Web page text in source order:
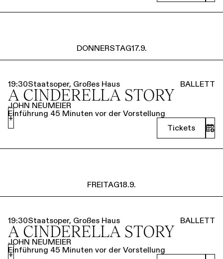
DONNERSTAG17.9.
19:30Staatsoper, Großes Haus BALLETT
A CINDERELLA STORY
JOHN NEUMEIER
Einführung 45 Minuten vor der Vorstellung
Tickets
+
FREITAG18.9.
19:30Staatsoper, Großes Haus BALLETT
A CINDERELLA STORY
JOHN NEUMEIER
Einführung 45 Minuten vor der Vorstellung
+